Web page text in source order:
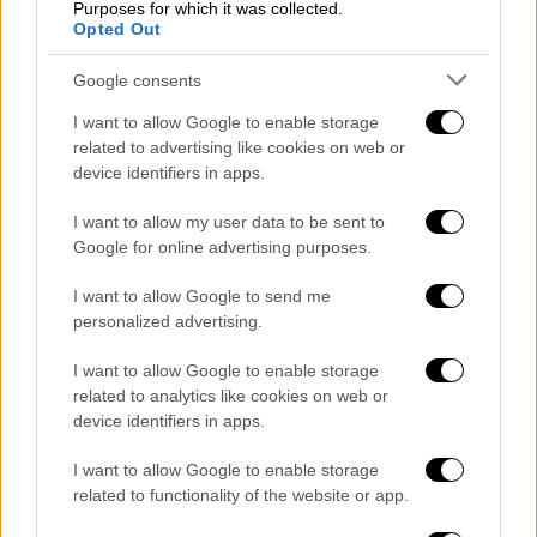
Purposes for which it was collected.
Opted Out
Google consents
I want to allow Google to enable storage
related to advertising like cookies on web or
device identifiers in apps.
I want to allow my user data to be sent to
Google for online advertising purposes.
I want to allow Google to send me
personalized advertising.
I want to allow Google to enable storage
related to analytics like cookies on web or
device identifiers in apps.
I want to allow Google to enable storage
related to functionality of the website or app.
Ακολούθως, πιέστηκε να απαντήσει αν
εμπιστεύεται τον Ρώσο πρόεδρο, με τον
Αμερικανό να απαντά πως «δεν έχω
εμπιστοσύνη σε πολύ κόσμο». Σημειώνεται
ότι το Σάββατο οΡεπουμπλικάνος
πολιτικός εξέφραζε ανοιχτά τις αμφιβολίες
πυραυλικές επιθέσεις σε ουκρανικές πόλεις,
όπου σκοτώθηκαν πολλοί άμαχοι.
«Δεν υπήρχε κανένας λόγος οΠούτιννα
εκτοξεύσει πυραύλους σε πολιτικές ζώνες,
σε πόλεις και χωριά, τις τελευταίες μέρες.
Αυτό με κάνει να νομίζω ότι ίσως δεν έχει
πρόθεση να σταματήσει τον πόλεμο,